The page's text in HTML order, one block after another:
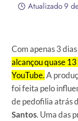
Atualizado9
Com apenas 3
alcançou quase
YouTube.A
foi feita pelo
de pedofilia atrás
Santos. Uma das